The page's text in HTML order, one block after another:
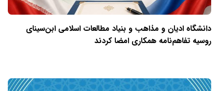
دانشگاه ادیان و مذاهب و بنیاد مطالعات اسلامی ابن‌سینای
روسیه تفاهم‌نامه همکاری امضا کردند